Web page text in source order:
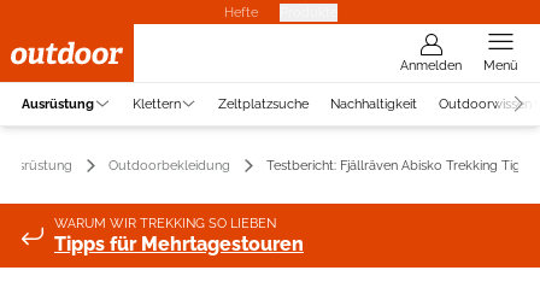
Hefte
Anmelden Menü
Ausrüstung Klettern Zeltplatzsuche Nachhaltigkeit Outdoorwissen
Ausrüstung Outdoorbekleidung Testbericht: Fjällräven Abisko Trekking Tights
WARUM WIR TREKKING SO LIEBEN
Tipps für Mehrtagestouren